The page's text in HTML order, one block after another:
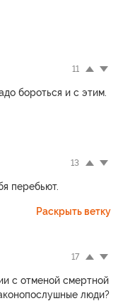
11
бороться и с этим.
13
перебьют.
Раскрыть ветку
17
с отменой смертной
люди?